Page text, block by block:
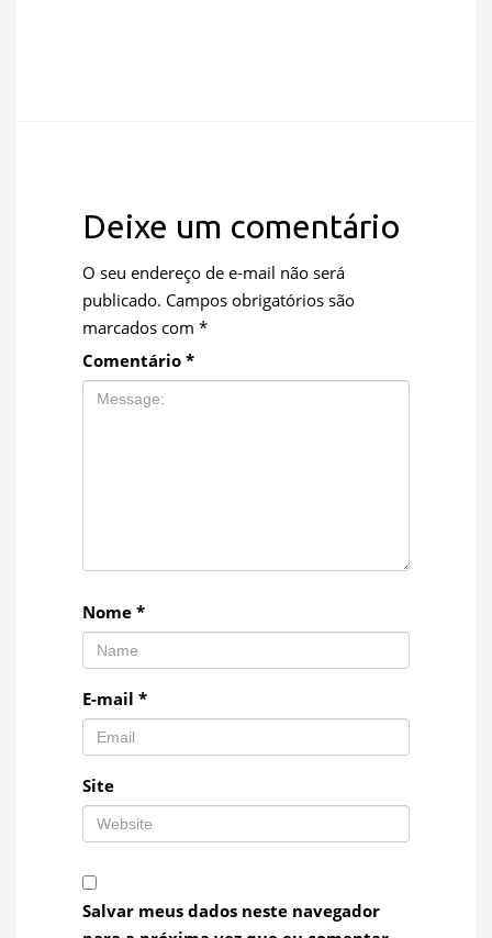
Deixe um comentário
O seu endereço de e-mail não será
publicado. Campos obrigatórios são
marcados com *
Comentário *
Nome *
E-mail *
Site
Salvar meus dados neste navegador